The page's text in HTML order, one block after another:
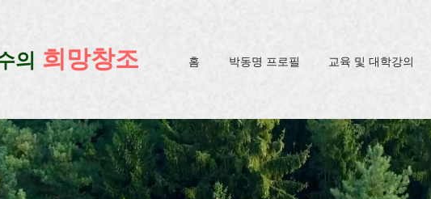
의 희망창조 홈 박동명 프로필 교육 및 대학강의